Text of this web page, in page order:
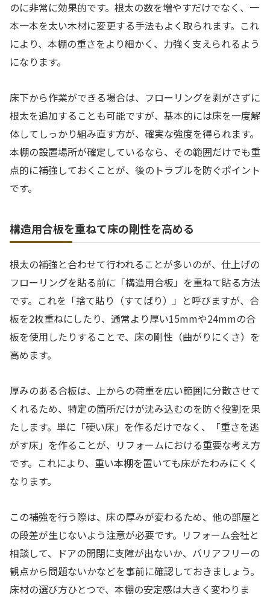
のに非常に効果的です。根太の数を増やすだけでなく、一
本一本を太い木材に変更する手法もよく取られます。これ
により、本棚の重さをより細かく、力強く支えられるよう
になります。
床下から作業ができる場合は、フローリングを剥がさずに
根太を追加することも可能ですが、基本的には床を一度解
体してしっかり組み直す方が、確実な強度を得られます。
本棚の設置場所が確定しているなら、その範囲だけでも重
点的に補強しておくことが、後のトラブルを防ぐポイント
です。
構造用合板を重ねて床の剛性を高める
根太の補強と合わせて行われることが多いのが、仕上げの
フローリングを貼る前に「構造用合板」を重ねて貼る方法
です。これを「捨て貼り（すてばり）」と呼びますが、合
板を2枚重ねにしたり、通常より厚い15mmや24mmの合
板を使用したりすることで、床の剛性（曲がりにくさ）を
高めます。
厚みのある合板は、上からの荷重を広い範囲に分散させて
くれるため、特定の箇所だけが沈み込むのを防ぐ役割を果
たします。単に「硬い床」を作るだけでなく、「重さを逃
がす床」を作ることが、リフォームにおける重要な考え方
です。これにより、重い本棚を置いても床がたわみにくく
なります。
この補強を行う際は、床の厚みが変わるため、他の部屋と
の段差が生じないよう注意が必要です。リフォーム会社と
相談して、ドアの開閉に支障が出ないか、バリアフリーの
観点から問題ないかなどを事前に確認しておきましょう。
床材の選び方ひとつで、本棚の安定感は大きく変わりま